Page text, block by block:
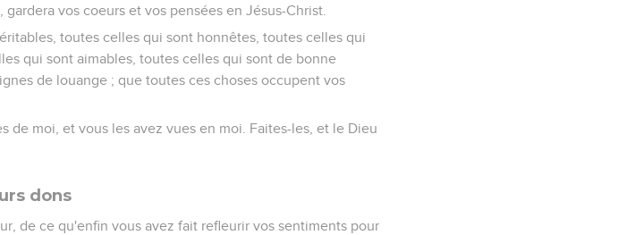
vos coeurs et vos pensées en Jésus-Christ.
toutes celles qui sont honnêtes, toutes celles qui
qui sont aimables, toutes celles qui sont de bonne
de louange ; que toutes ces choses occupent vos
de moi, et vous les avez vues en moi. Faites-les, et le Dieu
dons
de ce qu'enfin vous avez fait refleurir vos sentiments pour